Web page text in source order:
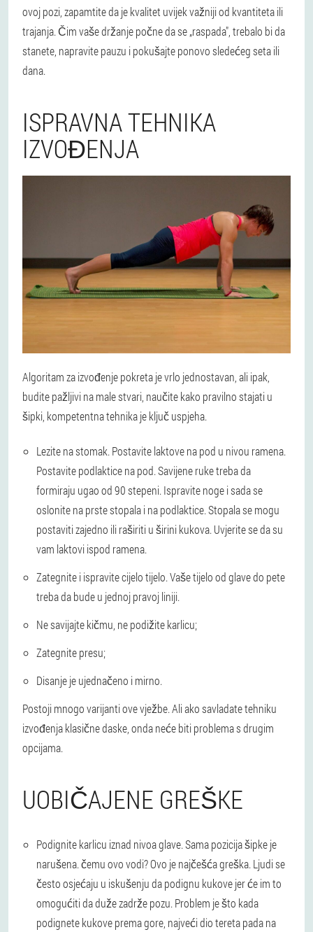
ovoj pozi, zapamtite da je kvalitet uvijek važniji od kvantiteta ili
trajanja. Čim vaše držanje počne da se „raspada", trebalo bi da
stanete, napravite pauzu i pokušajte ponovo sledećeg seta ili
dana.
ISPRAVNA TEHNIKA
IZVOĐENJA
Algoritam za izvođenje pokreta je vrlo jednostavan, ali ipak,
budite pažljivi na male stvari, naučite kako pravilno stajati u
šipki, kompetentna tehnika je ključ uspjeha.
Lezite na stomak. Postavite laktove na pod u nivou ramena.
Postavite podlaktice na pod. Savijene ruke treba da
formiraju ugao od 90 stepeni. Ispravite noge i sada se
oslonite na prste stopala i na podlaktice. Stopala se mogu
postaviti zajedno ili raširiti u širini kukova. Uvjerite se da su
vam laktovi ispod ramena.
Zategnite i ispravite cijelo tijelo. Vaše tijelo od glave do pete
treba da bude u jednoj pravoj liniji.
Ne savijajte kičmu, ne podižite karlicu;
Zategnite presu;
Disanje je ujednačeno i mirno.
Postoji mnogo varijanti ove vježbe. Ali ako savladate tehniku
izvođenja klasične daske, onda neće biti problema s drugim
opcijama.
UOBIČAJENE GREŠKE
Podignite karlicu iznad nivoa glave. Sama pozicija šipke je
narušena. čemu ovo vodi? Ovo je najčešća greška. Ljudi se
često osjećaju u iskušenju da podignu kukove jer će im to
omogućiti da duže zadrže pozu. Problem je što kada
podignete kukove prema gore, najveći dio tereta pada na